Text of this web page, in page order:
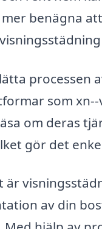
benägna
processen
som
om deras
gör det
är
av din